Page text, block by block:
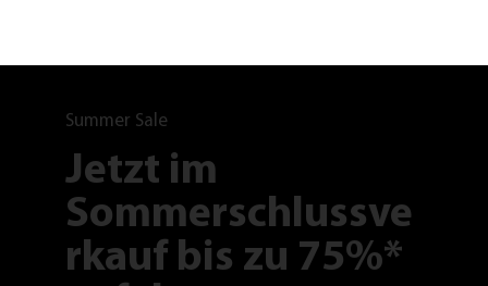
Jetzt im
Sommerschlussve
rkauf bis zu 75%*
Summer Sale